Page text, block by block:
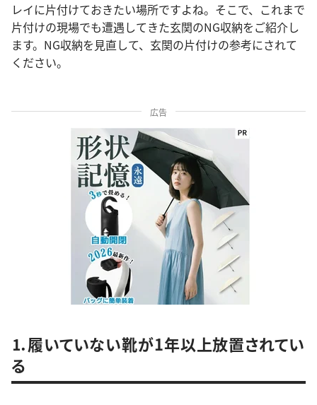
レイに片付けておきたい場所ですよね。そこで、これまで
片付けの現場でも遭遇してきた玄関のNG収納をご紹介し
ます。NG収納を見直して、玄関の片付けの参考にされて
ください。
広告
⒈履いていない靴が1年以上放置されてい
る